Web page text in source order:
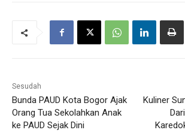
Sesudah
Bunda PAUD Kota Bogor Ajak
Orang Tua Sekolahkan Anak
ke PAUD Sejak Dini
Kuliner